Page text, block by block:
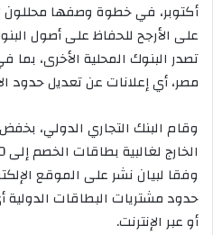
ل
ك
ت
ر
ن
ي
ا
أكتوبر، في خطوة وصفها محللون
على الأرجح للحفاظ على أصول
تصدر البنوك المحلية الأخرى،
مصر، أي إعلانات عن تعديل حدود
وقام البنك التجاري الدولي،
وفقا لبيان نشر على الموقع
حدود مشتريات البطاقات
أو عبر الإنترنت.